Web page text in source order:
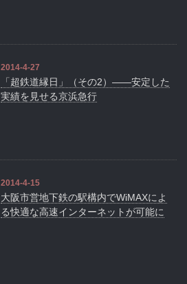
2014-4-27
「超鉄道縁日」（その2）――安定した
実績を見せる京浜急行
2014-4-15
大阪市営地下鉄の駅構内でWiMAXによ
る快適な高速インターネットが可能に